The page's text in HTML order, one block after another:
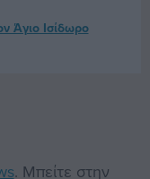
Άγιο Ισίδωρο
. Μπείτε στην